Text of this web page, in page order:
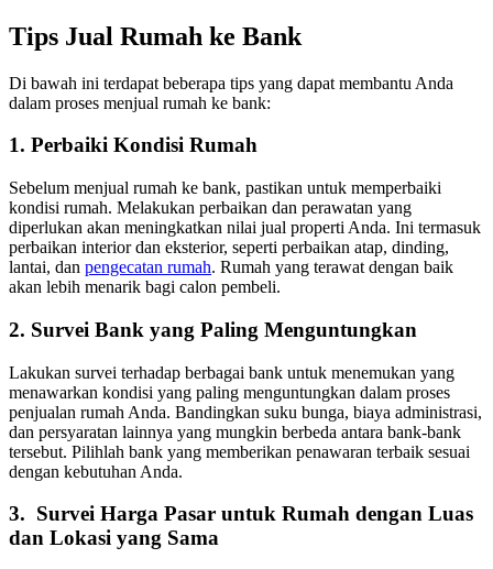
Tips Jual Rumah ke Bank
Di bawah ini terdapat beberapa tips yang dapat membantu Anda
dalam proses menjual rumah ke bank:
1. Perbaiki Kondisi Rumah
Sebelum menjual rumah ke bank, pastikan untuk memperbaiki
kondisi rumah. Melakukan perbaikan dan perawatan yang
diperlukan akan meningkatkan nilai jual properti Anda. Ini termasuk
perbaikan interior dan eksterior, seperti perbaikan atap, dinding,
lantai, dan pengecatan rumah. Rumah yang terawat dengan baik
akan lebih menarik bagi calon pembeli.
2. Survei Bank yang Paling Menguntungkan
Lakukan survei terhadap berbagai bank untuk menemukan yang
menawarkan kondisi yang paling menguntungkan dalam proses
penjualan rumah Anda. Bandingkan suku bunga, biaya administrasi,
dan persyaratan lainnya yang mungkin berbeda antara bank-bank
tersebut. Pilihlah bank yang memberikan penawaran terbaik sesuai
dengan kebutuhan Anda.
3. Survei Harga Pasar untuk Rumah dengan Luas
dan Lokasi yang Sama